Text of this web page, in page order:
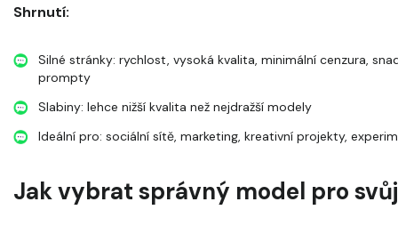
Shrnutí:
Silné stránky: rychlost, vysoká kvalita, minimální cenzura,
prompty
Slabiny: lehce nižší kvalita než nejdražší modely
Ideální pro: sociální sítě, marketing, kreativní projekty,
Jak vybrat správný model pro